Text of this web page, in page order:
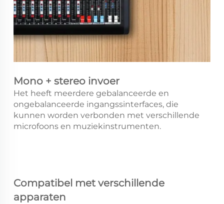
Mono + stereo invoer
Het heeft meerdere gebalanceerde en
ongebalanceerde ingangssinterfaces, die
kunnen worden verbonden met verschillende
microfoons en muziekinstrumenten.
Compatibel met verschillende
apparaten